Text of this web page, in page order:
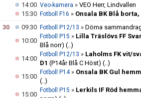
14:00 Veo-kamera » VEO Herr, Lindvallen
15:30 Fotboll F16 » Onsala BK Blå borta,
30
09:30 Fotboll P12/13 » Döma
10:00
Fotboll P15 » Lilla Träslövs FF
Blå norr) (..)
14:00
Fotboll P12/13 » Laholms FK vit/
D1 (P14år Blå C Höst) (..)
15:00
Fotboll P14» Onsala BK Gul
(..)
15:00
Fotboll P15 » Lerkils IF Röd